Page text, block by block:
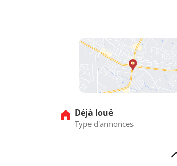
Déjà loué
Type d'annonces